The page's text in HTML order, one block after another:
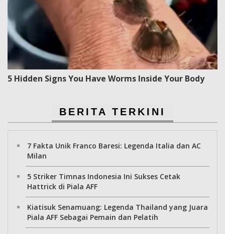
5 Hidden Signs You Have Worms Inside Your Body
BERITA TERKINI
7 Fakta Unik Franco Baresi: Legenda Italia dan AC
Milan
5 Striker Timnas Indonesia Ini Sukses Cetak
Hattrick di Piala AFF
Kiatisuk Senamuang: Legenda Thailand yang Juara
Piala AFF Sebagai Pemain dan Pelatih